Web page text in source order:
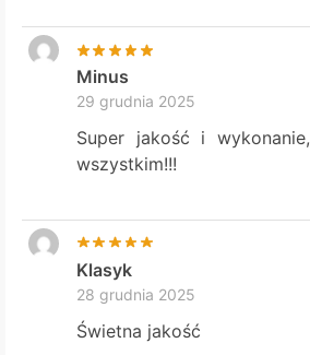
Minus
29 grudnia 2025
Super jakość i
wszystkim!!!
Klasyk
28 grudnia 2025
Świetna jakość